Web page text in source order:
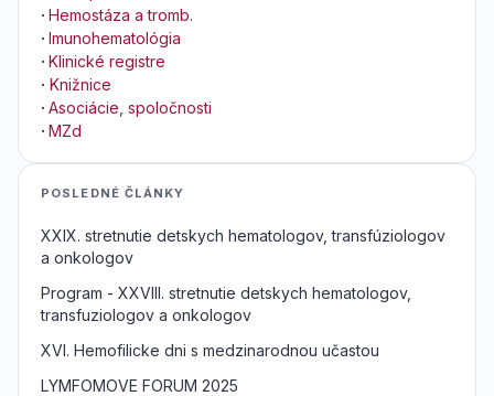
· Hemostáza a tromb.
· Imunohematológia
· Klinické registre
· Knižnice
· Asociácie, spoločnosti
· MZd
POSLEDNÉ ČLÁNKY
XXIX. stretnutie detskych hematologov, transfúziologov
a onkologov
Program - XXVIII. stretnutie detskych hematologov,
transfuziologov a onkologov
XVI. Hemofilicke dni s medzinarodnou učastou
LYMFOMOVE FORUM 2025